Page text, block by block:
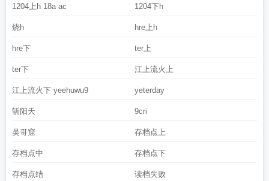
1204上h 18a ac 1204下h
烧h hre上h
hre下 ter上
ter下 江上流火上
江上流火下 yeehuwu9 yeterday
斩阳天 9cri
吴哥窟 存档点上
存档点中 存档点下
存档点结 读档失败